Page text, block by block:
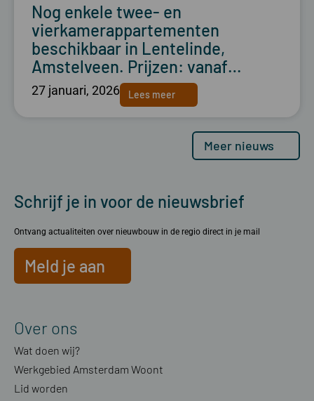
Nog enkele twee- en
vierkamerappartementen
beschikbaar in Lentelinde,
Amstelveen. Prijzen: vanaf…
27 januari, 2026 Lees meer
Meer nieuws
Schrijf je in voor de nieuwsbrief
Ontvang actualiteiten over nieuwbouw in de regio direct in je mail
Meld je aan
Over ons
Wat doen wij?
Werkgebied Amsterdam Woont
Lid worden